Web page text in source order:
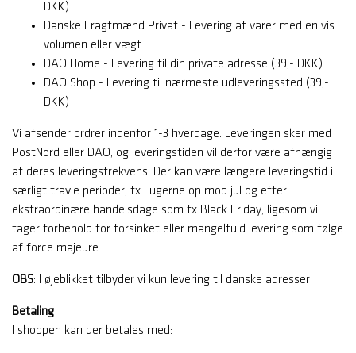
DKK)
Danske Fragtmænd Privat - Levering af varer med en vis
volumen eller vægt.
DAO Home - Levering til din private adresse (39,- DKK)
DAO Shop - Levering til nærmeste udleveringssted (39,-
DKK)
Vi afsender ordrer indenfor 1-3 hverdage. Leveringen sker med
PostNord eller DAO, og leveringstiden vil derfor være afhængig
af deres leveringsfrekvens. Der kan være længere leveringstid i
særligt travle perioder, fx i ugerne op mod jul og efter
ekstraordinære handelsdage som fx Black Friday, ligesom vi
tager forbehold for forsinket eller mangelfuld levering som følge
af force majeure.
OBS: I øjeblikket tilbyder vi kun levering til danske adresser.
Betaling
I shoppen kan der betales med: